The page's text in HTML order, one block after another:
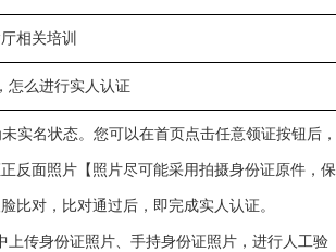
相关培训
怎么进行实人认证
实名状态。您可以在首页点击任意领证按钮后，
反面照片【照片尽可能采用拍摄身份证原件，保
比对，比对通过后，即完成实人认证。
传身份证照片、手持身份证照片，进行人工验